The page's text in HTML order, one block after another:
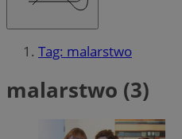
Tag: malarstwo
malarstwo (3)